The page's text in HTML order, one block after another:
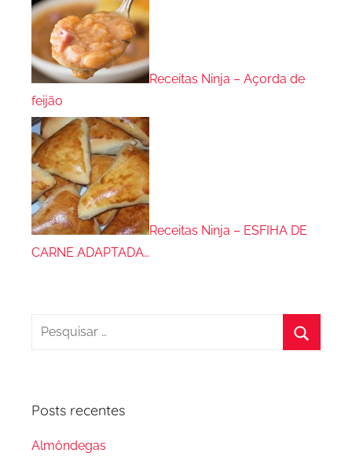
Receitas Ninja – Açorda de
feijão
Receitas Ninja – ESFIHA DE
CARNE ADAPTADA…
Pesquisar
Posts recentes
Almôndegas